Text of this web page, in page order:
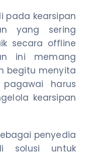
pada kearsipan
yang sering
secara offline
ini memang
begitu menyita
harus
kearsipan
penyedia
solusi untuk